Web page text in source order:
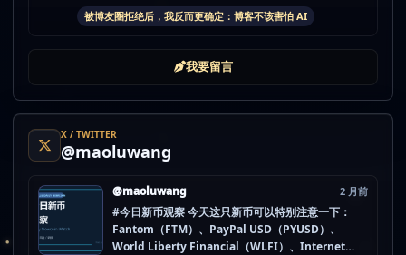
被博友圈拒绝后，我反而更确定：博客不该害怕 AI
我要留言
X / TWITTER
@maoluwang
@maoluwang 2 月前
#今日新币观察 今天这只新币可以特别注意一下：
Fantom（FTM）、PayPal USD（PYUSD）、
World Liberty Financial（WLFI）、Internet